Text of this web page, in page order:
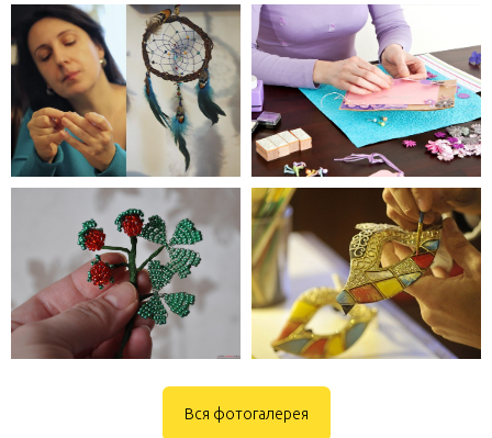
Вся фотогалерея